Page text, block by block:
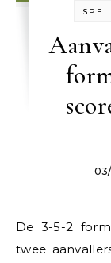
De 3-5-2
twee